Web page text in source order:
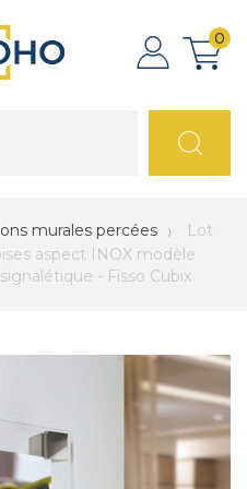
0
murales percées
Lot
aspect INOX modèle
- Fisso Cubix